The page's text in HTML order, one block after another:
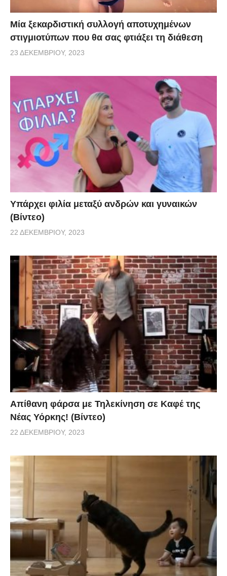
Μία ξεκαρδιστική συλλογή αποτυχημένων
στιγμιοτύπων που θα σας φτιάξει τη διάθεση
23 ΔΕΚΕΜΒΡΊΟΥ, 2023
Υπάρχει φιλία μεταξύ ανδρών και γυναικών
(Βίντεο)
22 ΔΕΚΕΜΒΡΊΟΥ, 2023
Απίθανη φάρσα με Τηλεκίνηση σε Καφέ της
Νέας Υόρκης! (Βίντεο)
22 ΔΕΚΕΜΒΡΊΟΥ, 2023